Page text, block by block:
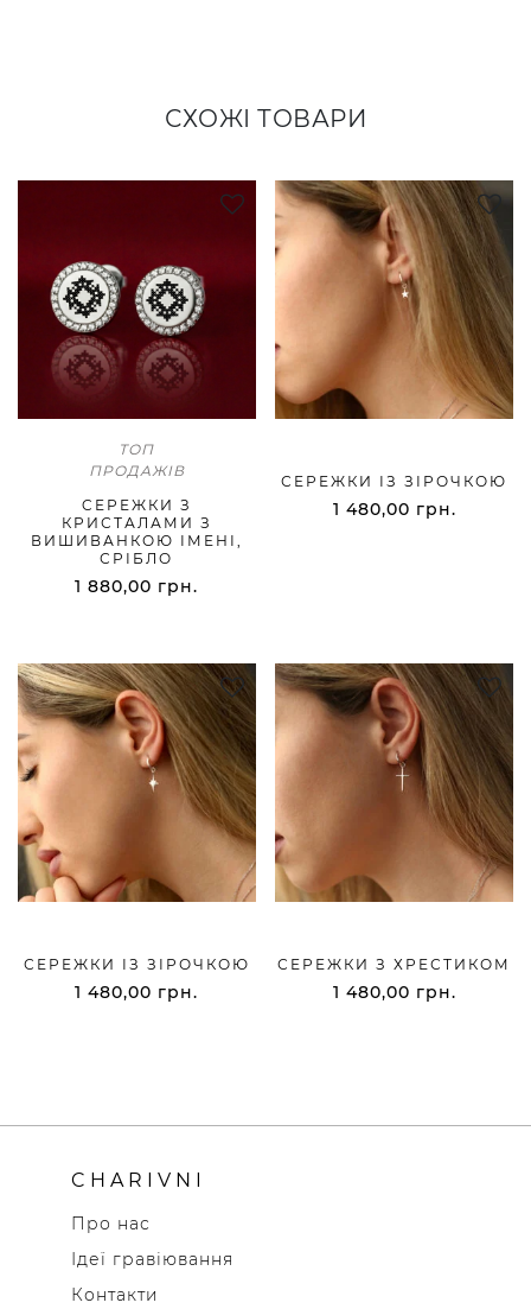
СХОЖІ ТОВАРИ
ТОП
ПРОДАЖІВ
CЕРЕЖКИ З
КРИСТАЛАМИ З
ВИШИВАНКОЮ ІМЕНІ,
СРІБЛО
1 880,00 грн.
СЕРЕЖКИ ІЗ ЗІРОЧКОЮ
1 480,00 грн.
СЕРЕЖКИ ІЗ ЗІРОЧКОЮ
1 480,00 грн.
СЕРЕЖКИ З ХРЕСТИКОМ
1 480,00 грн.
CHARIVNI
Про нас
Ідеї гравіювання
Контакти